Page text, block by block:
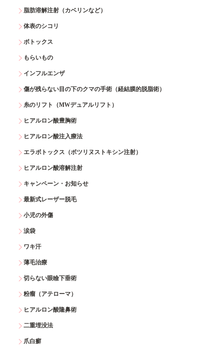
脂肪溶解注射（カベリンなど）
体表のシコリ
ボトックス
もらいもの
インフルエンザ
傷が残らない目の下のクマの手術（経結膜的脱脂術）
糸のリフト（MWデュアルリフト）
ヒアルロン酸豊胸術
ヒアルロン酸注入療法
エラボトックス（ボツリヌストキシン注射）
ヒアルロン酸溶解注射
キャンペーン・お知らせ
最新式レーザー脱毛
小児の外傷
涙袋
ワキ汗
薄毛治療
切らない眼瞼下垂術
粉瘤（アテローマ）
ヒアルロン酸隆鼻術
二重埋没法
爪白癬